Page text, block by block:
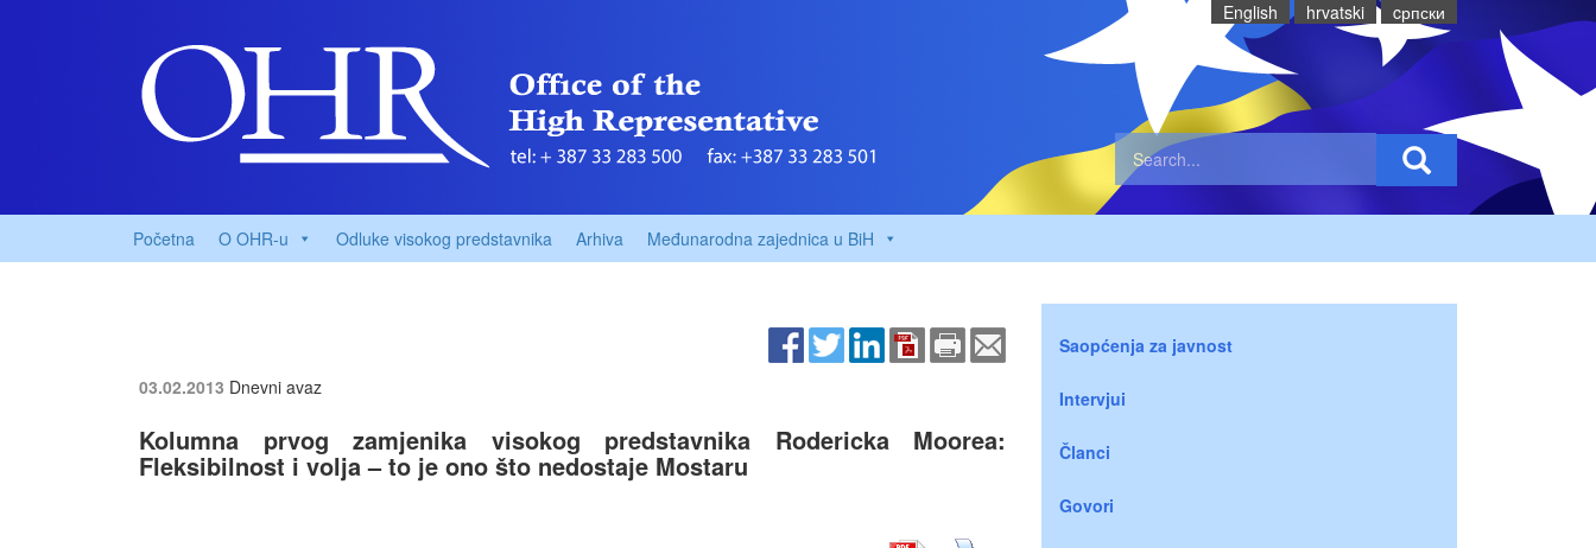
English hrvatski cрпски
Početna O OHR-u Odluke visokog predstavnika Arhiva Međunarodna zajednica u BiH
03.02.2013 Dnevni avaz
Kolumna prvog zamjenika visokog predstavnika Rodericka Moorea:
Fleksibilnost i volja – to je ono što nedostaje Mostaru
Saopćenja za javnost
Intervjui
Članci
Govori